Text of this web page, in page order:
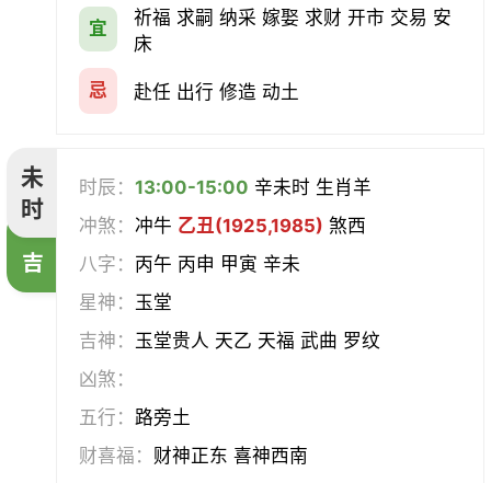
宜
祈福 求嗣 纳采 嫁娶 求财 开市 交易 安
床
忌 赴任 出行 修造 动土
未
时
吉
时辰：13:00-15:00 辛未时 生肖羊
冲煞：冲牛 乙丑(1925,1985) 煞西
八字： 丙午 丙申 甲寅 辛未
星神： 玉堂
吉神： 玉堂贵人 天乙 天福 武曲 罗纹
凶煞：
五行：路旁土
财喜福： 财神正东 喜神西南